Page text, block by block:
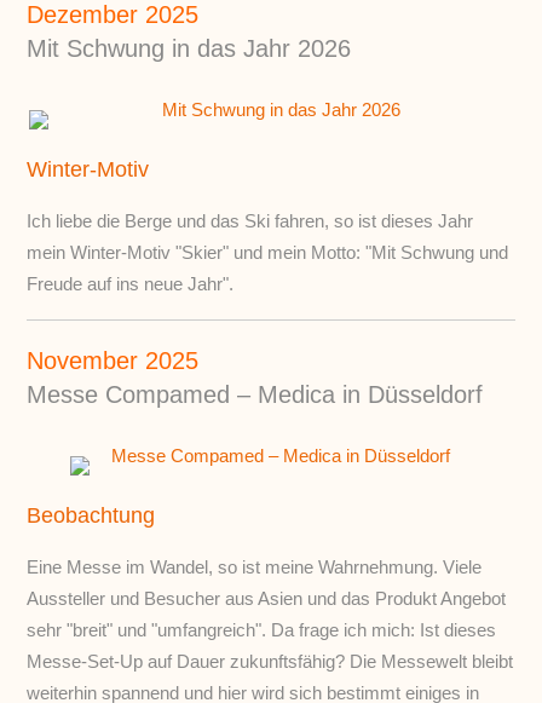
Dezember 2025
Mit Schwung in das Jahr 2026
Winter-Motiv
Ich liebe die Berge und das Ski fahren, so ist dieses Jahr
mein Winter-Motiv "Skier" und mein Motto: "Mit Schwung und
Freude auf ins neue Jahr".
November 2025
Messe Compamed – Medica in Düsseldorf
Beobachtung
Eine Messe im Wandel, so ist meine Wahrnehmung. Viele
Aussteller und Besucher aus Asien und das Produkt Angebot
sehr "breit" und "umfangreich". Da frage ich mich: Ist dieses
Messe-Set-Up auf Dauer zukunftsfähig? Die Messewelt bleibt
weiterhin spannend und hier wird sich bestimmt einiges in